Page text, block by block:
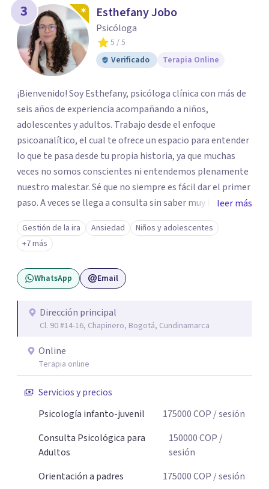
3 Esthefany Jobo
Psicóloga
5 / 5
Verificado
Terapia Online
¡Bienvenido! Soy Esthefany, psicóloga clínica con más de
seis años de experiencia acompañando a niños,
adolescentes y adultos. Trabajo desde el enfoque
psicoanalítico, el cual te ofrece un espacio para entender
lo que te pasa desde tu propia historia, ya que muchas
veces no somos conscientes ni entendemos plenamente
nuestro malestar. Sé que no siempre es fácil dar el primer
paso. A veces se llega a consulta sin saber muy bien qué
decir, o sintiendo que algo no anda bien pero sin poder
nombrarlo. Mi intención es acompañarte en ese proceso,
sin juicios y a tu propio ritmo, para que lo que hoy te pesa
pueda pensarse y transformarse.
leer más
Gestión de la ira Ansiedad
Niños y adolescentes
+7 más
WhatsApp Email
Dirección principal
Cl. 90 #14-16, Chapinero, Bogotá, Cundinamarca
Online
Terapia online
Servicios y precios
Psicología infanto-juvenil
175000COP / sesión
Consulta Psicológica para
Adultos
150000COP /
sesión
Orientación a padres
175000COP / sesión